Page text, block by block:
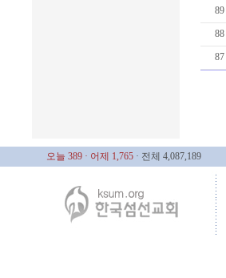
89
88
87
오늘 389 · 어제 1,765 · 전체 4,087,189